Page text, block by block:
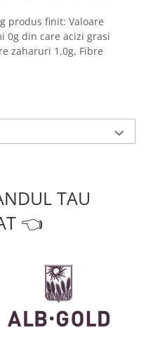
produs finit: Valoare
0g din care acizi grasi
zaharuri 1,0g, Fibre
TAU
👈